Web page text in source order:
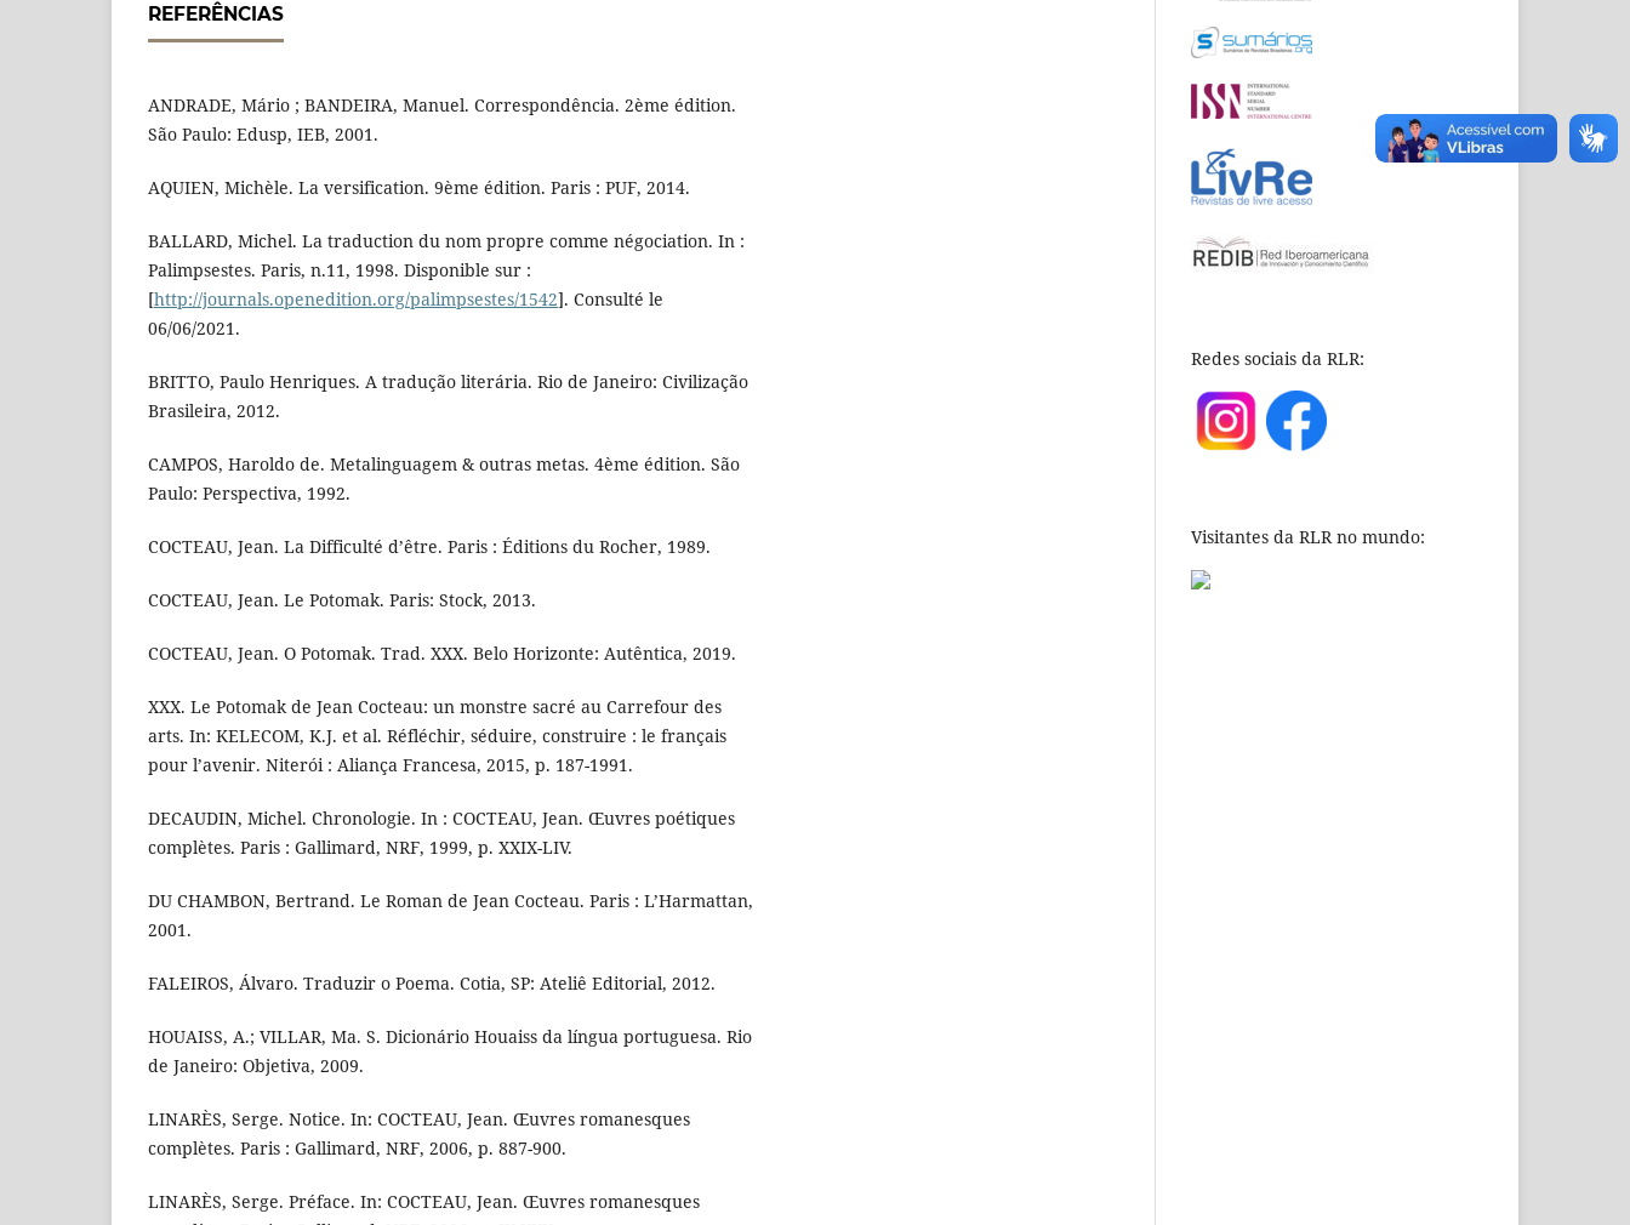
REFERÊNCIAS
ANDRADE, Mário ; BANDEIRA, Manuel. Correspondência. 2ème édition.
São Paulo: Edusp, IEB, 2001.
AQUIEN, Michèle. La versification. 9ème édition. Paris : PUF, 2014.
BALLARD, Michel. La traduction du nom propre comme négociation. In :
Palimpsestes. Paris, n.11, 1998. Disponible sur :
[http://journals.openedition.org/palimpsestes/1542]. Consulté le
06/06/2021.
BRITTO, Paulo Henriques. A tradução literária. Rio de Janeiro: Civilização
Brasileira, 2012.
CAMPOS, Haroldo de. Metalinguagem & outras metas. 4ème édition. São
Paulo: Perspectiva, 1992.
COCTEAU, Jean. La Difficulté d’être. Paris : Éditions du Rocher, 1989.
COCTEAU, Jean. Le Potomak. Paris: Stock, 2013.
COCTEAU, Jean. O Potomak. Trad. XXX. Belo Horizonte: Autêntica, 2019.
XXX. Le Potomak de Jean Cocteau: un monstre sacré au Carrefour des
arts. In: KELECOM, K.J. et al. Réfléchir, séduire, construire : le français
pour l’avenir. Niterói : Aliança Francesa, 2015, p. 187-1991.
DECAUDIN, Michel. Chronologie. In : COCTEAU, Jean. Œuvres poétiques
complètes. Paris : Gallimard, NRF, 1999, p. XXIX-LIV.
DU CHAMBON, Bertrand. Le Roman de Jean Cocteau. Paris : L’Harmattan,
2001.
FALEIROS, Álvaro. Traduzir o Poema. Cotia, SP: Ateliê Editorial, 2012.
HOUAISS, A.; VILLAR, Ma. S. Dicionário Houaiss da língua portuguesa. Rio
de Janeiro: Objetiva, 2009.
LINARÈS, Serge. Notice. In: COCTEAU, Jean. Œuvres romanesques
complètes. Paris : Gallimard, NRF, 2006, p. 887-900.
LINARÈS, Serge. Préface. In: COCTEAU, Jean. Œuvres romanesques
Redes sociais da RLR:
Visitantes da RLR no mundo: